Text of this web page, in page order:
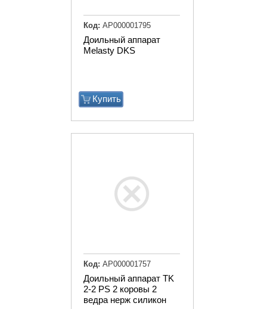
Доильный аппарат
Melasty DKS
Купить
Код: АР000001795
Доильный аппарат TK
2-2 PS 2 коровы 2
ведра нерж силикон
Код: АР000001757